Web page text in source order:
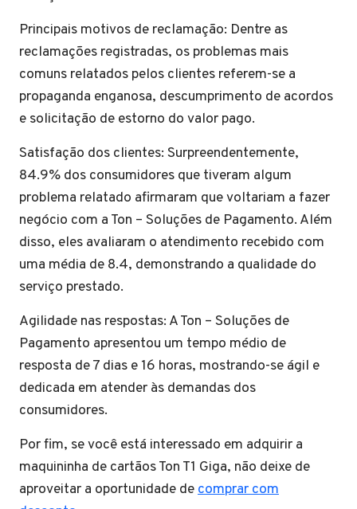
Principais motivos de reclamação: Dentre as
reclamações registradas, os problemas mais
comuns relatados pelos clientes referem-se a
propaganda enganosa, descumprimento de acordos
e solicitação de estorno do valor pago.
Satisfação dos clientes: Surpreendentemente,
84.9% dos consumidores que tiveram algum
problema relatado afirmaram que voltariam a fazer
negócio com a Ton – Soluções de Pagamento. Além
disso, eles avaliaram o atendimento recebido com
uma média de 8.4, demonstrando a qualidade do
serviço prestado.
Agilidade nas respostas: A Ton – Soluções de
Pagamento apresentou um tempo médio de
resposta de 7 dias e 16 horas, mostrando-se ágil e
dedicada em atender às demandas dos
consumidores.
Por fim, se você está interessado em adquirir a
maquininha de cartãos Ton T1 Giga, não deixe de
aproveitar a oportunidade decomprar com